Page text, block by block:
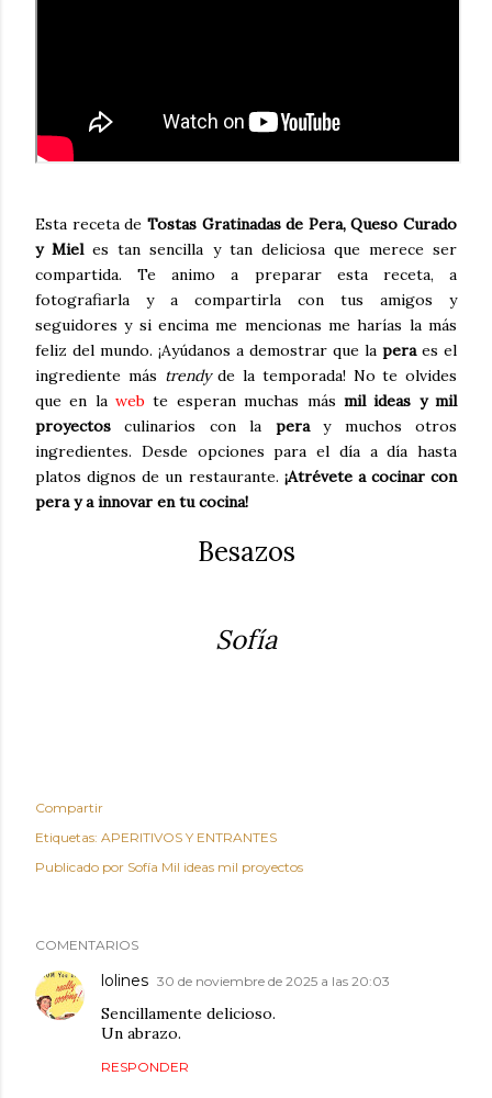
Esta receta de Tostas Gratinadas de Pera, Queso Curado
y Mieles tan sencilla y tan deliciosa que merece ser
compartida. Te animo a preparar esta receta, a
fotografiarla y a compartirla con tus amigos y
seguidores y si encima me mencionas me harías la más
feliz del mundo. ¡Ayúdanos a demostrar que la peraes el
ingrediente más trendyde la temporada! No te olvides
que en laweb te esperan muchas más mil ideas y mil
proyectos culinarios con la peray muchos otros
ingredientes. Desde opciones para el día a día hasta
platos dignos de un restaurante. ¡Atrévete a cocinar con
pera y a innovar en tu cocina!
Besazos
Sofía
Compartir
Etiquetas: APERITIVOS Y ENTRANTES
Publicado por Sofía Mil ideas mil proyectos
COMENTARIOS
lolines 30 de noviembre de 2025 a las 20:03
Sencillamente delicioso.
Un abrazo.
RESPONDER